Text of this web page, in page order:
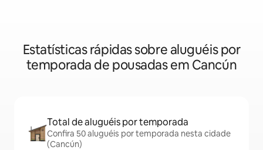
Estatísticas rápidas sobre aluguéis por
temporada de pousadas em Cancún
Total de aluguéis por temporada
Confira 50 aluguéis por temporada nesta cidade
(Cancún)